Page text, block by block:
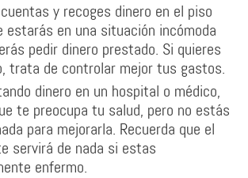
y recoges dinero en el piso
estarás en una situación incómoda
pedir dinero prestado. Si quieres
trata de controlar mejor tus gastos.
dinero en un hospital o médico,
te preocupa tu salud, pero no estás
para mejorarla. Recuerda que el
servirá de nada si estas
enfermo.